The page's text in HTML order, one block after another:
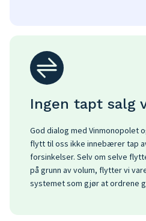
Ingen tapt salg
God dialog med Vinmonopolet
flytt til oss ikke innebærer tap
forsinkelser. Selv om selve
på grunn av volum, flytter vi
systemet som gjør at ordrene